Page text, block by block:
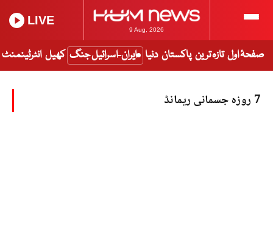
9 Aug, 2026
LIVE
صفحۂ اول تازہ ترین پاکستان دنیا ایران-اسرائیل جنگ کھیل انٹرٹینمنٹ
7 روزہ جسمانی ریمانڈ